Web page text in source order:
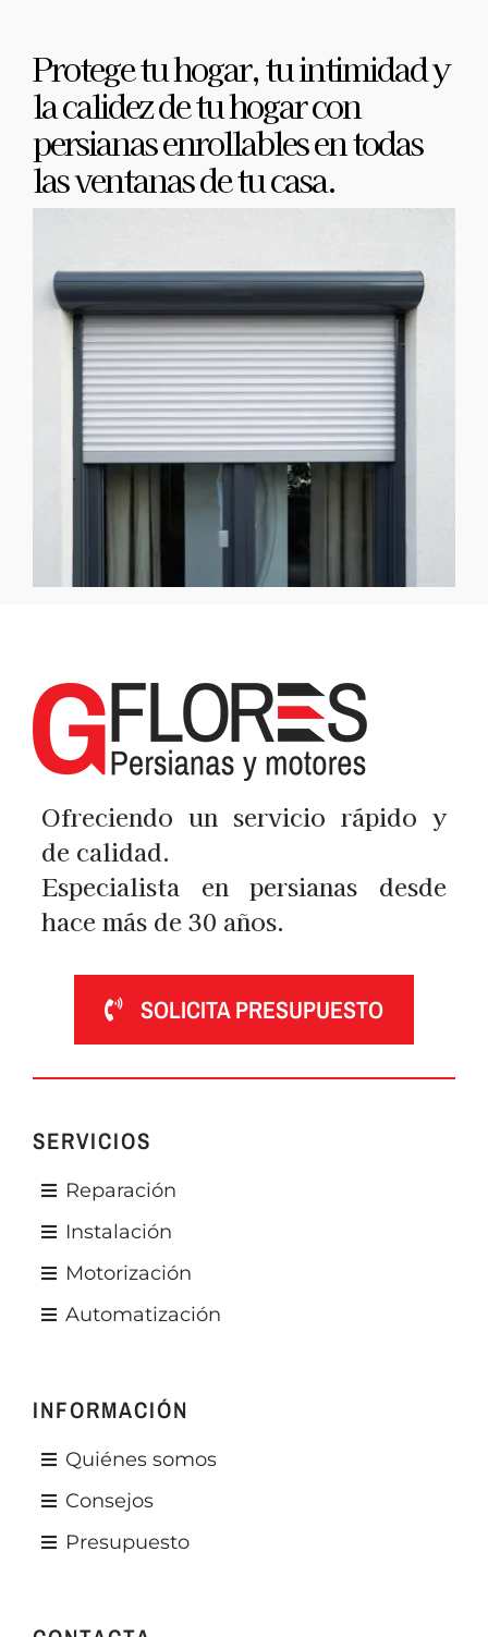
Protege tu hogar, tu intimidad y
la calidez de tu hogar con
persianas enrollables en todas
las ventanas de tu casa.
Ofreciendo un servicio rápido y
de calidad.
Especialista en persianas desde
hace más de 30 años.
SOLICITA PRESUPUESTO
SERVICIOS
Reparación
Instalación
Motorización
Automatización
INFORMACIÓN
Quiénes somos
Consejos
Presupuesto